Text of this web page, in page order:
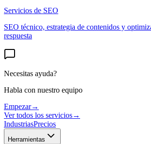
Servicios de SEO
SEO técnico, estrategia de contenidos y
respuesta
Necesitas ayuda?
Habla con nuestro equipo
Empezar→
Ver todos los servicios→
IndustriasPrecios
Herramientas